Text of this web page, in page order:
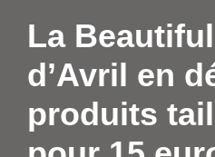
La
d’Avril en
produits